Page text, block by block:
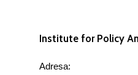
Institute for Policy
Adresa: